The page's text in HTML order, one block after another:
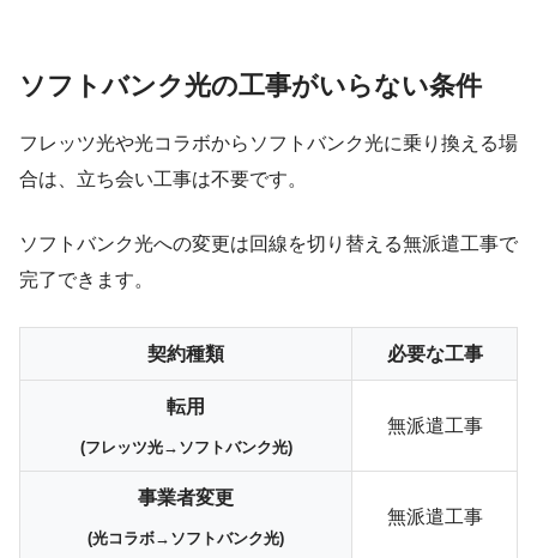
ソフトバンク光の工事がいらない条件
フレッツ光や光コラボからソフトバンク光に乗り換える場
合は、立ち会い工事は不要です。
ソフトバンク光への変更は回線を切り替える無派遣工事で
完了できます。
契約種類 必要な工事
転用
(フレッツ光→ソフトバンク光)
無派遣工事
事業者変更
(光コラボ→ ソフトバンク光)
無派遣工事